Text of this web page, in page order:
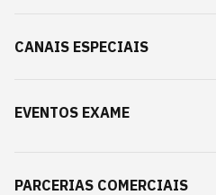
CANAIS ESPECIAIS
EVENTOS EXAME
PARCERIAS COMERCIAIS